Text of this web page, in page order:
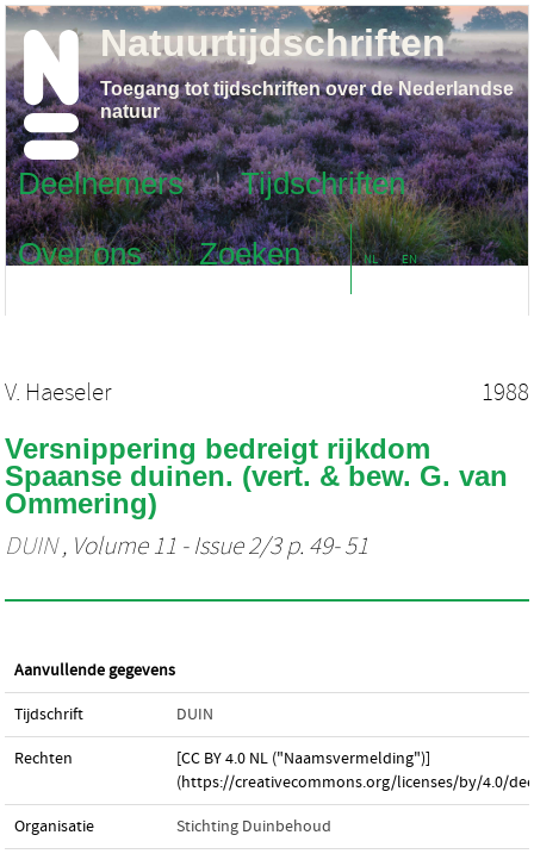
Deelnemers
Tijdschriften
Over ons
Zoeken NL EN
Natuurtijdschriften
Toegang tot tijdschriften over de Nederlandse
natuur
V. Haeseler 1988
Versnippering bedreigt rijkdom
Spaanse duinen. (vert. & bew. G. van
Ommering)
DUIN, Volume 11 - Issue 2/3 p. 49- 51
Aanvullende gegevens
Tijdschrift DUIN
Rechten
[CC BY 4.0 NL ("Naamsvermelding")]
(https://creativecommons.org/licenses/by/4.0/
Organisatie Stichting Duinbehoud